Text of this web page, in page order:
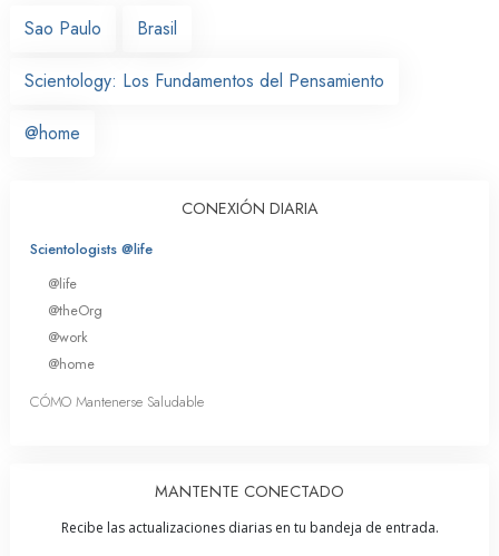
Sao Paulo
Brasil
Scientology: Los Fundamentos del Pensamiento
@home
CONEXIÓN DIARIA
Scientologists @life
@life
@theOrg
@work
@home
CÓMO Mantenerse Saludable
MANTENTE CONECTADO
Recibe las actualizaciones diarias en tu bandeja de entrada.